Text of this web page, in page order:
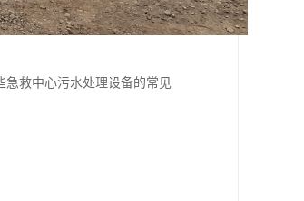
救中心污水处理设备的常见